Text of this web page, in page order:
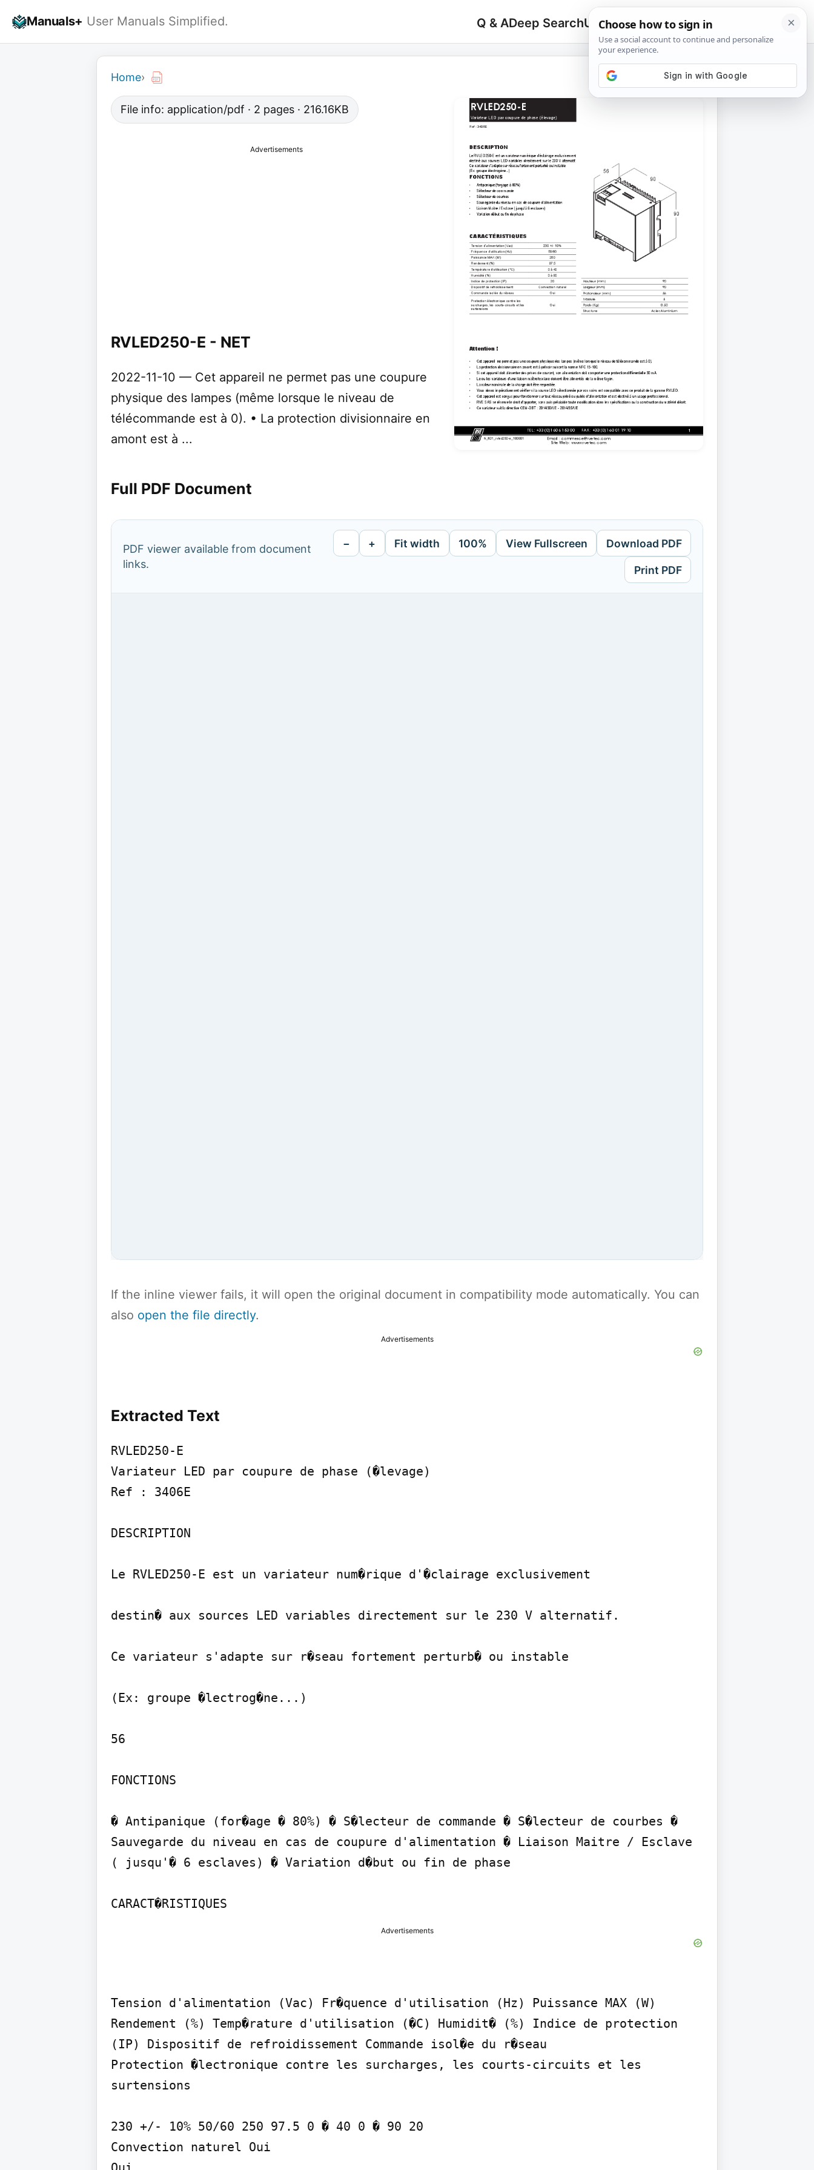
Manuals+ User Manuals Simplified. Q & ADeep SearchUpload
Search
for:
🔍
Home›
File info: application/pdf · 2 pages · 216.16KB
Advertisements
RVLED250-E - NET
2022-11-10 — Cet appareil ne permet pas une coupure
physique des lampes (même lorsque le niveau de
télécommande est à 0). • La protection divisionnaire en
amont est à ...
Full PDF Document
PDF viewer available from document
links.
− + Fit width 100% View Fullscreen Download PDF
Print PDF
If the inline viewer fails, it will open the original document in compatibility mode automatically. You can
also open the file directly.
Advertisements
Extracted Text
RVLED250-E
Variateur LED par coupure de phase (�levage)
Ref : 3406E
DESCRIPTION
Le RVLED250-E est un variateur num�rique d'�clairage exclusivement
destin� aux sources LED variables directement sur le 230 V alternatif.
Ce variateur s'adapte sur r�seau fortement perturb� ou instable
(Ex: groupe �lectrog�ne...)
56
FONCTIONS
� Antipanique (for�age � 80%) � S�lecteur de commande � S�lecteur de courbes �
Sauvegarde du niveau en cas de coupure d'alimentation � Liaison Maitre / Esclave
( jusqu'� 6 esclaves) � Variation d�but ou fin de phase
CARACT�RISTIQUES
Advertisements
Tension d'alimentation (Vac) Fr�quence d'utilisation (Hz) Puissance MAX (W)
Rendement (%) Temp�rature d'utilisation (�C) Humidit� (%) Indice de protection
(IP) Dispositif de refroidissement Commande isol�e du r�seau
Protection �lectronique contre les surcharges, les courts-circuits et les
surtensions
230 +/- 10% 50/60 250 97.5 0 � 40 0 � 90 20
Convection naturel Oui